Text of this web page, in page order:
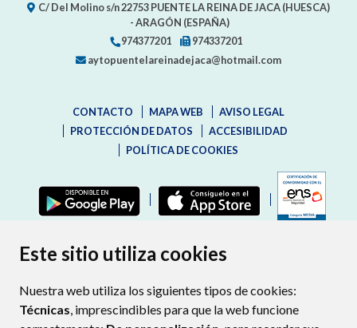
Este sitio utiliza cookies
Nuestra web utiliza los siguientes tipos de cookies:
Técnicas, imprescindibles para que la web funcione
C/ Del Molino s/n22753PUENTE LA REINA DE JACA (HUESCA)
- ARAGÓN (ESPAÑA)
974377201
974337201
aytopuentelareinadejaca@hotmail.com
CONTACTO MAPA WEB
AVISO LEGAL
PROTECCIÓN DE DATOS
ACCESIBILIDAD
POLÍTICA DE COOKIES